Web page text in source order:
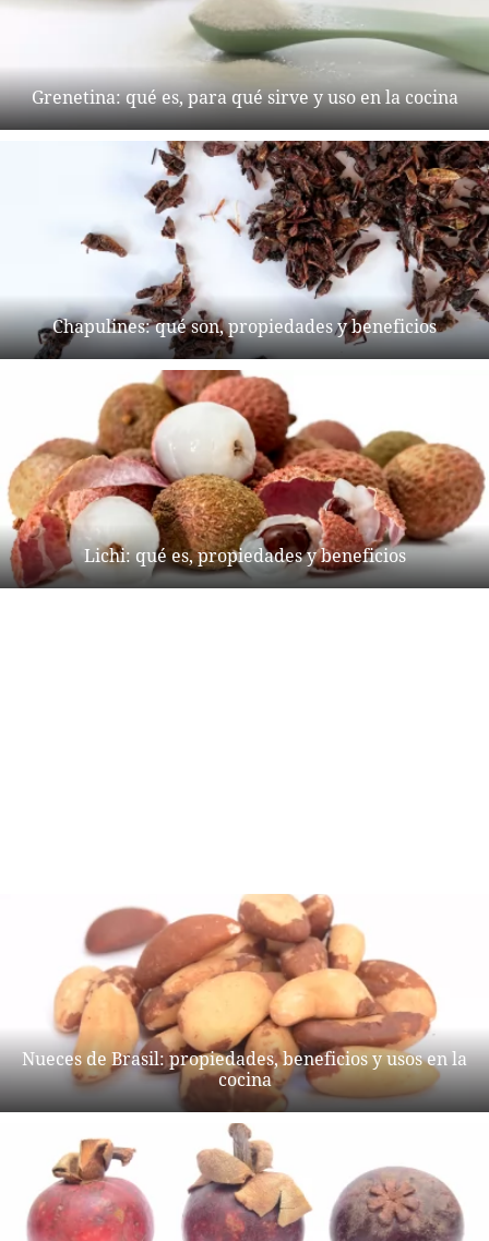
Grenetina: qué es, para qué sirve y uso en la cocina
Chapulines: qué son, propiedades y beneficios
Lichi: qué es, propiedades y beneficios
Nueces de Brasil: propiedades, beneficios y usos en la
cocina